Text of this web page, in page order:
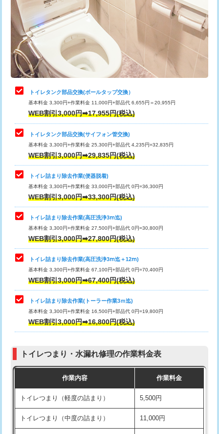
トイレタンク部品交換(ボールタップ交換）
基本料金 3,300円+作業料金 11,000円+部品代 6,655円＝20,955円
WEB割引3,000円➡17,955円(税込)
トイレタンク部品交換(サイフォン管交換)
基本料金 3,300円+作業料金 25,300円+部品代 4,235円=32,835円
WEB割引3,000円➡29,835円(税込)
トイレ詰まり除去作業(便器脱着)
基本料金 3,300円+作業料金 33,000円+部品代 0円=36,300円
WEB割引3,000円➡33,300円(税込)
トイレ詰まり除去作業(高圧洗浄3ⅿ迄)
基本料金 3,300円+作業料金 27,500円+部品代 0円=30,800円
WEB割引3,000円➡27,800円(税込)
トイレ詰まり除去作業(高圧洗浄3ⅿ迄＋12ⅿ)
基本料金 3,300円+作業料金 67,100円+部品代 0円=70,400円
WEB割引3,000円➡67,400円(税込)
トイレ詰まり除去作業(トーラー作業3ｍ迄)
基本料金 3,300円+作業料金 16,500円+部品代 0円=19,800円
WEB割引3,000円➡16,800円(税込)
トイレつまり・水漏れ修理の作業料金表
作業内容 作業料金
トイレつまり（軽度の詰まり） 5,500円
トイレつまり（中度の詰まり） 11,000円